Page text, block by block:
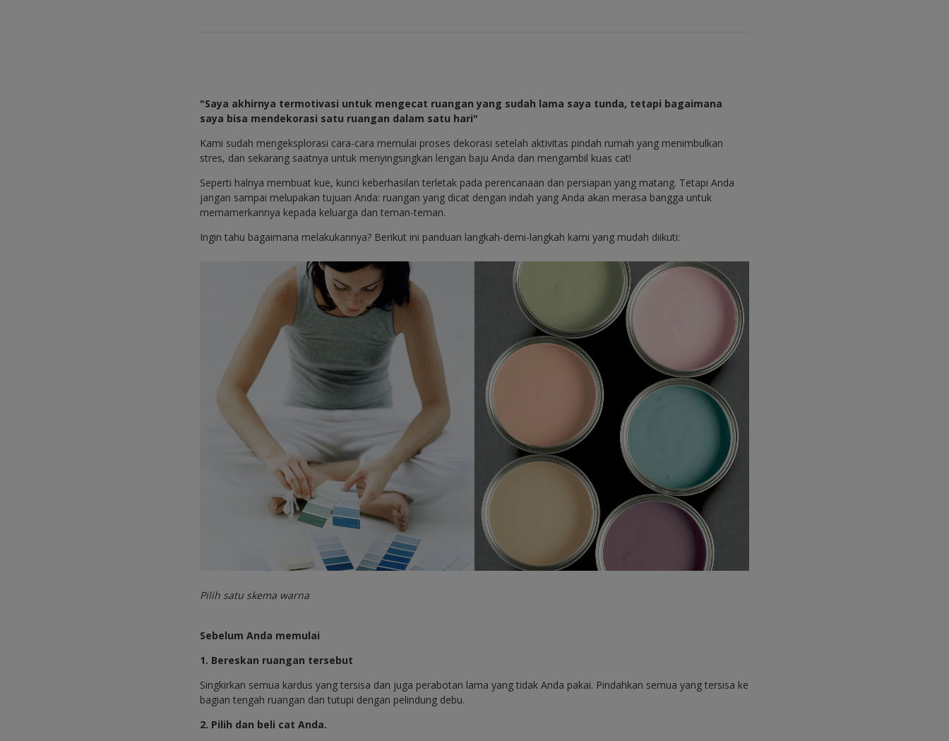
"Saya akhirnya termotivasi untuk mengecat ruangan yang sudah lama saya tunda, tetapi bagaimana
saya bisa mendekorasi satu ruangan dalam satu hari"
Kami sudah mengeksplorasi cara-cara memulai proses dekorasi setelah aktivitas pindah rumah yang menimbulkan
stres, dan sekarang saatnya untuk menyingsingkan lengan baju Anda dan mengambil kuas cat!
Seperti halnya membuat kue, kunci keberhasilan terletak pada perencanaan dan persiapan yang matang. Tetapi Anda
jangan sampai melupakan tujuan Anda: ruangan yang dicat dengan indah yang Anda akan merasa bangga untuk
memamerkannya kepada keluarga dan teman-teman.
Ingin tahu bagaimana melakukannya? Berikut ini panduan langkah-demi-langkah kami yang mudah diikuti:
Pilih satu skema warna
Sebelum Anda memulai
1. Bereskan ruangan tersebut
Singkirkan semua kardus yang tersisa dan juga perabotan lama yang tidak Anda pakai. Pindahkan semua yang tersisa ke
bagian tengah ruangan dan tutupi dengan pelindung debu.
2. Pilih dan beli cat Anda.